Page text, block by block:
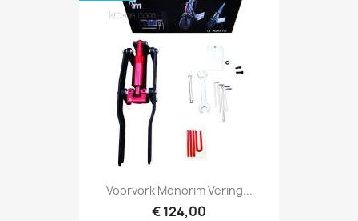
Voorvork Monorim Vering...
€ 124,00